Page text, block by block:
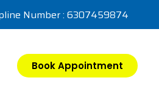
Number : 6307459874
Book Appointment